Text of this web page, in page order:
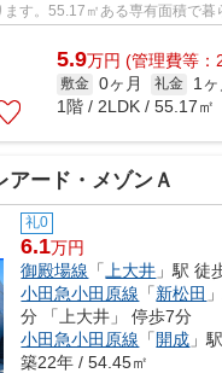
す。55.17㎡ある専有面積で暮
になっておりま...
5.9万円 (管理費等：
敷金 0ヶ月 礼金
1ヶ
1階 / 2LDK / 55.17㎡
アード・メゾンＡ
礼0
6.1万円
御殿場線 「 上大井 」駅 徒
小田急小田原線 「新松田
分 「上大井」 停歩7分
小田急小田原線 「開成 」
築22年 / 54.45㎡